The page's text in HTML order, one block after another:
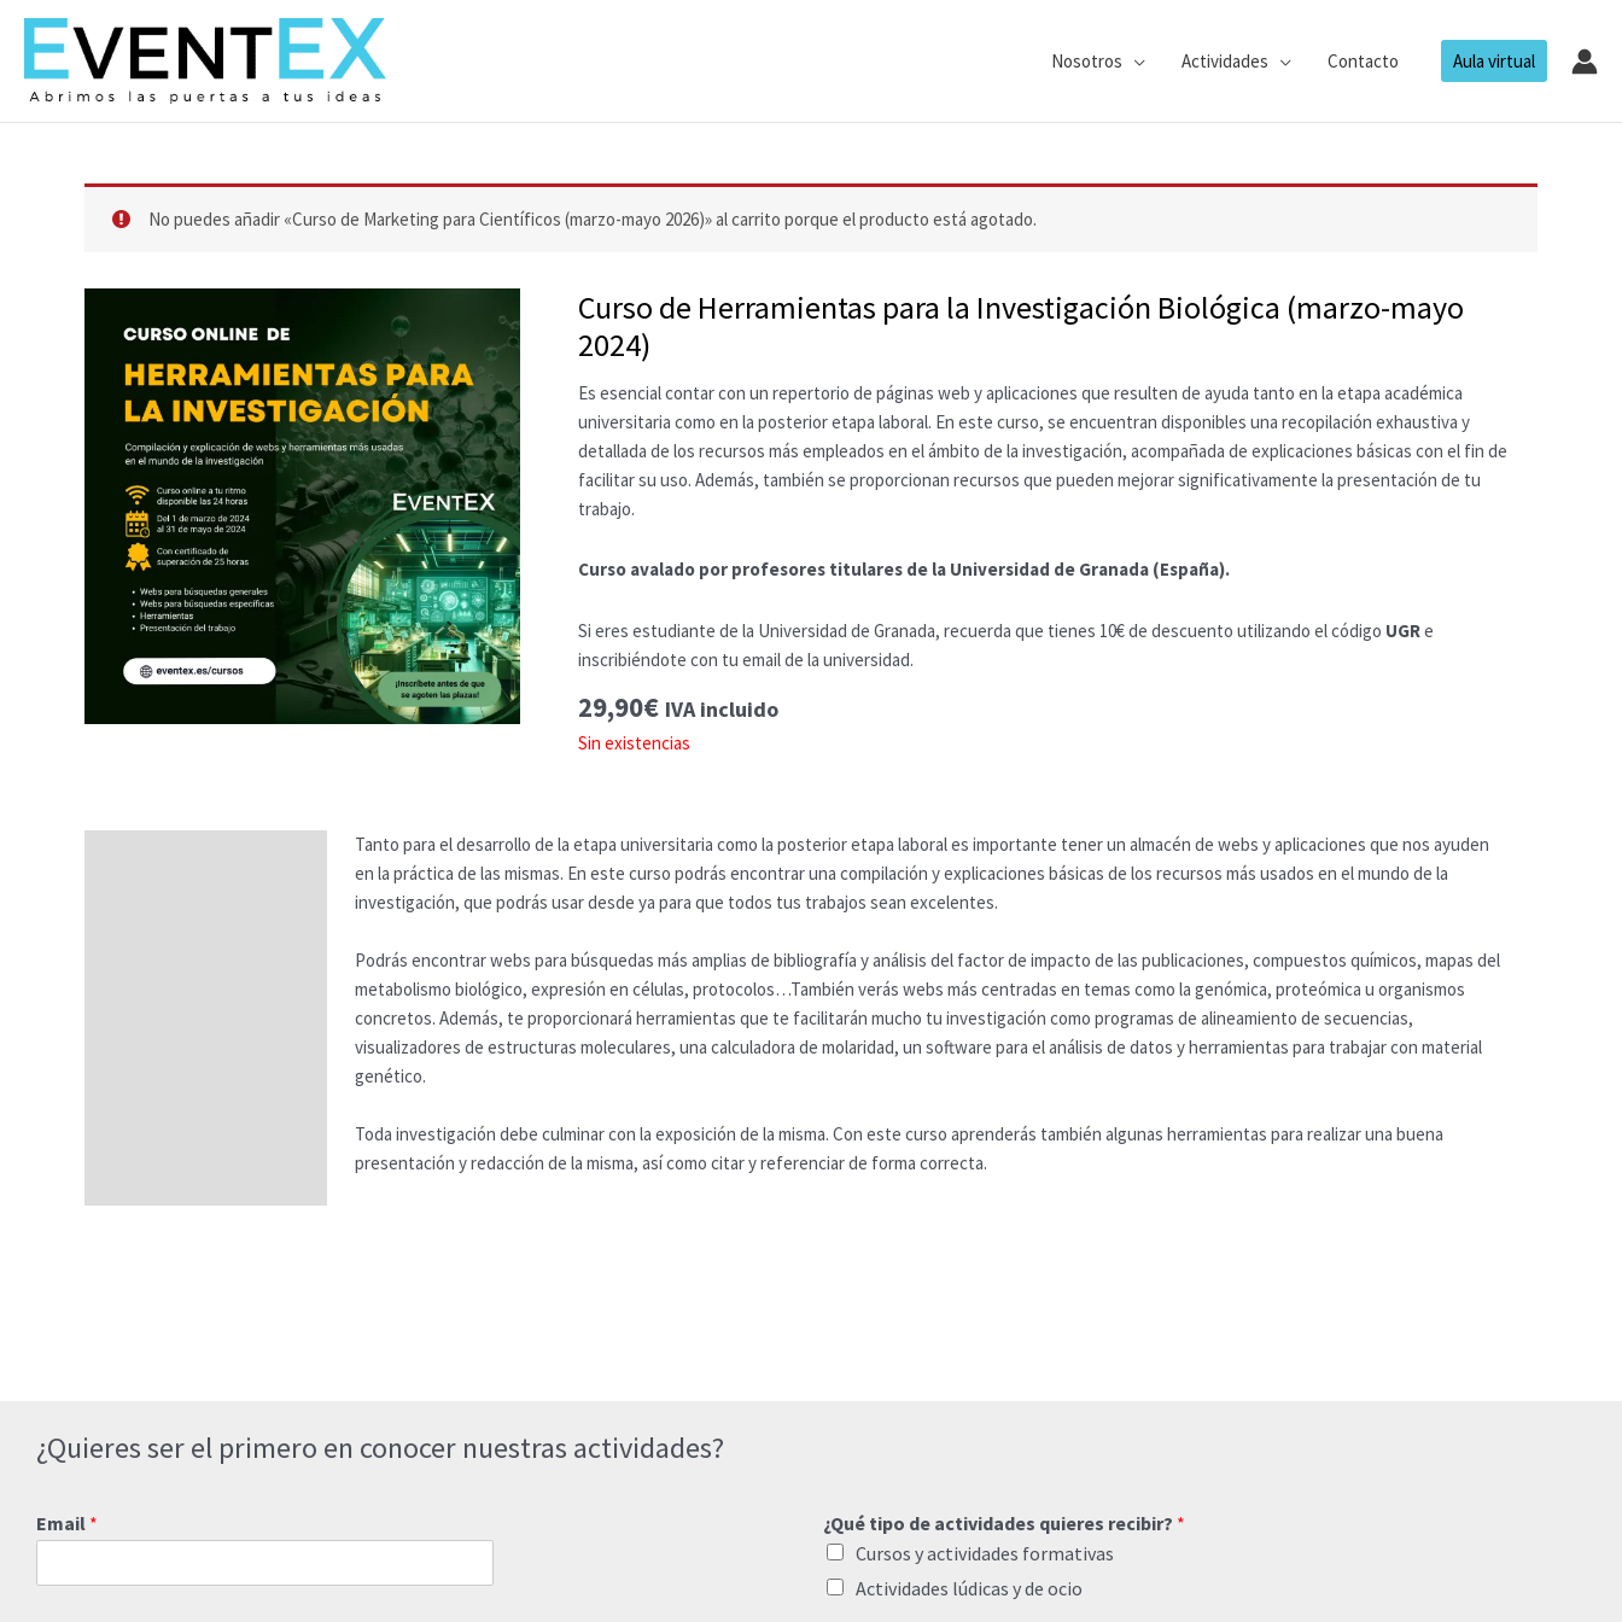
contenido
Nosotros Actividades Contacto Aula virtual
No puedes añadir «Curso de Marketing para Científicos (marzo-mayo 2026)» al carrito porque el producto está agotado.
Curso de Herramientas para la Investigación Biológica (marzo-mayo
2024)
Es esencial contar con un repertorio de páginas web y aplicaciones que resulten de ayuda tanto en la etapa académica
universitaria como en la posterior etapa laboral. En este curso, se encuentran disponibles una recopilación exhaustiva y
detallada de los recursos más empleados en el ámbito de la investigación, acompañada de explicaciones básicas con el fin de
facilitar su uso. Además, también se proporcionan recursos que pueden mejorar significativamente la presentación de tu
trabajo.
Curso avalado por profesores titulares de la Universidad de Granada (España).
Si eres estudiante de la Universidad de Granada, recuerda que tienes 10€ de descuento utilizando el código UGRe
inscribiéndote con tu email de la universidad.
29,90€ IVA incluido
Sin existencias
Tanto para el desarrollo de la etapa universitaria como la posterior etapa laboral es importante tener un almacén de webs y aplicaciones que nos ayuden
en la práctica de las mismas. En este curso podrás encontrar una compilación y explicaciones básicas de los recursos más usados en el mundo de la
investigación, que podrás usar desde ya para que todos tus trabajos sean excelentes.
Podrás encontrar webs para búsquedas más amplias de bibliografía y análisis del factor de impacto de las publicaciones, compuestos químicos, mapas del
metabolismo biológico, expresión en células, protocolos…También verás webs más centradas en temas como la genómica, proteómica u organismos
concretos. Además, te proporcionará herramientas que te facilitarán mucho tu investigación como programas de alineamiento de secuencias,
visualizadores de estructuras moleculares, una calculadora de molaridad, un software para el análisis de datos y herramientas para trabajar con material
genético.
Toda investigación debe culminar con la exposición de la misma. Con este curso aprenderás también algunas herramientas para realizar una buena
presentación y redacción de la misma, así como citar y referenciar de forma correcta.
¿Quieres ser el primero en conocer nuestras actividades?
Email * ¿Qué tipo de actividades quieres recibir? *
Cursos y actividades formativas
Actividades lúdicas y de ocio